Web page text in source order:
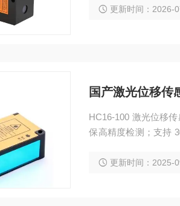
同步测厚，集成
更新时间：2026-
国产激光位移传
HC16-100 激光位移
保高精度检测；支持
与输出类型，工业检
更新时间：2025-